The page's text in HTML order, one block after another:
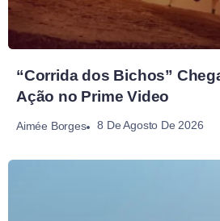
“Corrida dos Bichos”
Ação no Prime Video
Aimée Borges 8 De Agosto De 2026